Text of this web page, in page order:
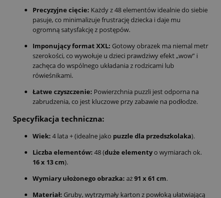
Precyzyjne cięcie: Każdy z 48 elementów idealnie do siebie
pasuje, co minimalizuje frustrację dziecka i daje mu
ogromną satysfakcję z postępów.
Imponujący format XXL: Gotowy obrazek ma niemal metr
szerokości, co wywołuje u dzieci prawdziwy efekt „wow” i
zachęca do wspólnego układania z rodzicami lub
rówieśnikami.
Łatwe czyszczenie: Powierzchnia puzzli jest odporna na
zabrudzenia, co jest kluczowe przy zabawie na podłodze.
Specyfikacja techniczna:
Wiek: 4 lata + (idealne jako puzzle dla przedszkolaka).
Liczba elementów: 48 (duże elementyo wymiarach ok.
16 x 13 cm).
Wymiary ułożonego obrazka: aż91 x 61 cm.
Materiał: Gruby, wytrzymały karton z powłoką ułatwiającą